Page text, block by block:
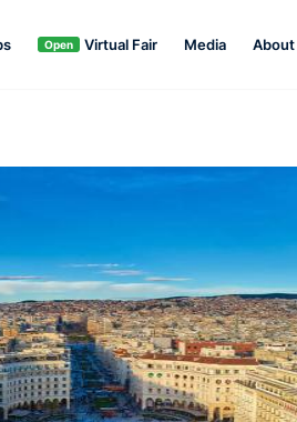
Open Virtual Fair Media About